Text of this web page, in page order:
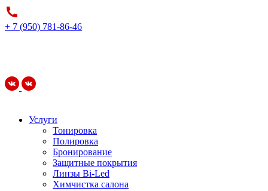
+ 7 (950) 781-86-46
Услуги
Тонировка
Полировка
Бронирование
Защитные покрытия
Линзы Bi-Led
Химчистка салона